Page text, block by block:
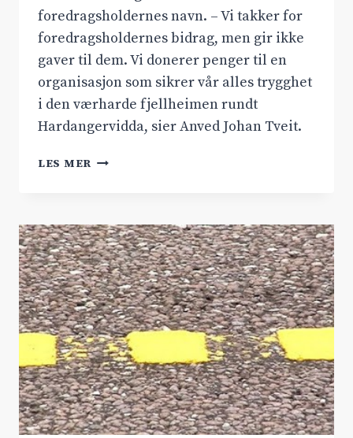
foredragsholdernes navn. – Vi takker for
foredragsholdernes bidrag, men gir ikke
gaver til dem. Vi donerer penger til en
organisasjon som sikrer vår alles trygghet
i den værharde fjellheimen rundt
Hardangervidda, sier Anved Johan Tveit.
LES MER DONERER
NORSKE
REDNINGSHUNDER